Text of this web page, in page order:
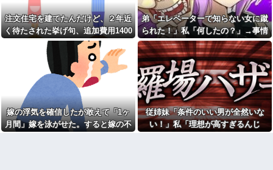
母の入院で叔母の家に預けら
れた私。優しく迎えられた日々
のあと、両親に再会して思わず
号泣した理由は…
この小さな出来事でこの実行
力の差よ…と人生そのものが心
配になってしまう
友人の結婚式へ向かう日に、
トメから車を出せと要求され
た。断っただけなのに大騒ぎに
なってしまい…
トメ「この子は義実家の顔じ
ゃない！嫁が義妹旦那とフリン
したのよ！」私「DNA鑑定しま
食後に食器を流しへ置くと
き、初手でど真ん中に置くのは
今よければ後のことは考えな
い、自分さえよければいいとい
う考えが行動に現れてる
100均のレジで「白ありません
か？」と質問し、列をストップ
させてニヤニヤする迷惑サラリ
ーマン！並んでいる客の苛立ち
を楽しむ底意地の悪さに激怒
【人工障がい者】甥(28)「両親
が亡くなったんで僕のこと引き
取ってほしいんですけど！」な
んでいい年したヒキニートを引
き取らなきゃいけないんだよ！
注文住宅を建てたんだけど、２年近
く待たされた挙げ句、追加費用1400
万請求された。流石におかしいよ
弟「エレベーターで知らない女に蹴
られた！」私「何したの？」→事情
を聞いた家族全員が「それは自業自
得」と呆れてしまい…
嫁の浮気を確信したが敢えて「1ヶ
月間」嫁を泳がせた。すると嫁の不
従姉妹「条件のいい男が全然いな
い！」私「理想が高すぎるんじ